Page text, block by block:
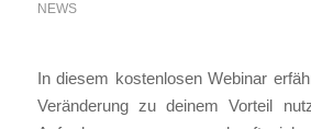
NEWS
In diesem kostenlosen Webinar
Veränderung zu deinem Vorteil